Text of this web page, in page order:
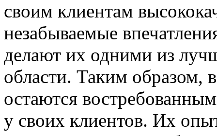
своим клиентам
незабываемые
делают их одними из
области. Таким образом,
остаются
у своих клиентов. Их